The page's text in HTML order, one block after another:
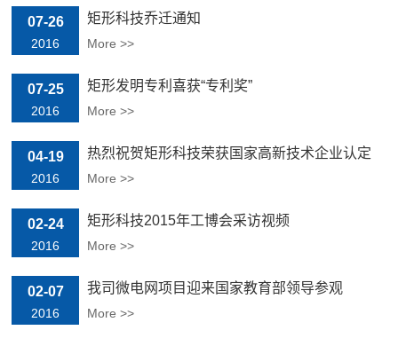
07-26
2016
矩形科技乔迁通知
More >>
07-25
2016
矩形发明专利喜获“专利奖”
More >>
04-19
2016
热烈祝贺矩形科技荣获国家高新技术企业认定
More >>
02-24
2016
矩形科技2015年工博会采访视频
More >>
02-07
2016
我司微电网项目迎来国家教育部领导参观
More >>